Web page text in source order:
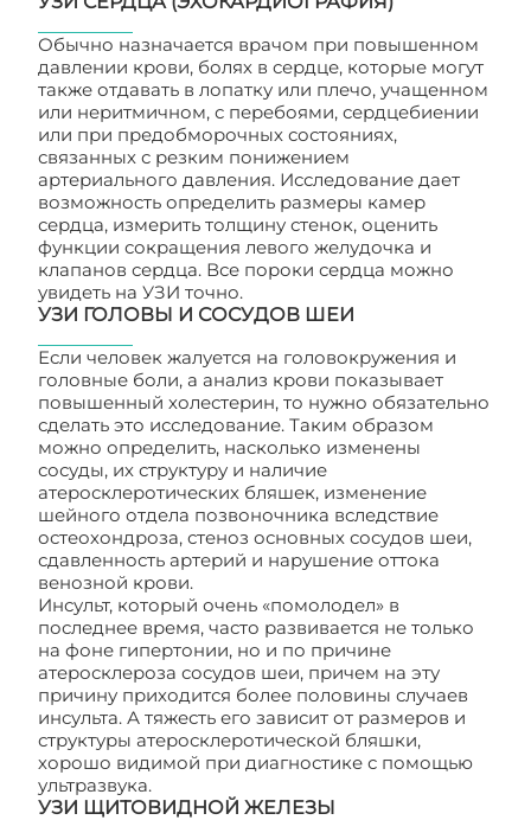
Обычно назначается врачом при повышенном
давлении крови, болях в сердце, которые могут
также отдавать в лопатку или плечо, учащенном
или неритмичном, с перебоями, сердцебиении
или при предобморочных состояниях,
связанных с резким понижением
артериального давления. Исследование дает
возможность определить размеры камер
сердца, измерить толщину стенок, оценить
функции сокращения левого желудочка и
клапанов сердца. Все пороки сердца можно
увидеть на УЗИ точно.
УЗИ ГОЛОВЫ И СОСУДОВ ШЕИ
Если человек жалуется на головокружения и
головные боли, а анализ крови показывает
повышенный холестерин, то нужно обязательно
сделать это исследование. Таким образом
можно определить, насколько изменены
сосуды, их структуру и наличие
атеросклеротических бляшек, изменение
шейного отдела позвоночника вследствие
остеохондроза, стеноз основных сосудов шеи,
сдавленность артерий и нарушение оттока
венозной крови.
Инсульт, который очень «помолодел» в
последнее время, часто развивается не только
на фоне гипертонии, но и по причине
атеросклероза сосудов шеи, причем на эту
причину приходится более половины случаев
инсульта. А тяжесть его зависит от размеров и
структуры атеросклеротической бляшки,
хорошо видимой при диагностике с помощью
ультразвука.
УЗИ ЩИТОВИДНОЙ ЖЕЛЕЗЫ